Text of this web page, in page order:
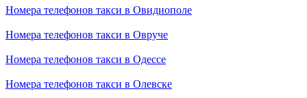
Номера телефонов такси в Овидиополе
Номера телефонов такси в Овруче
Номера телефонов такси в Одессе
Номера телефонов такси в Олевске